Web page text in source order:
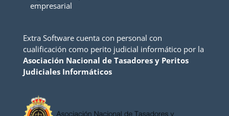
empresarial
Extra Software cuenta con personal con
cualificación como perito judicial informático por la
Asociación Nacional de Tasadores y Peritos
Judiciales Informáticos